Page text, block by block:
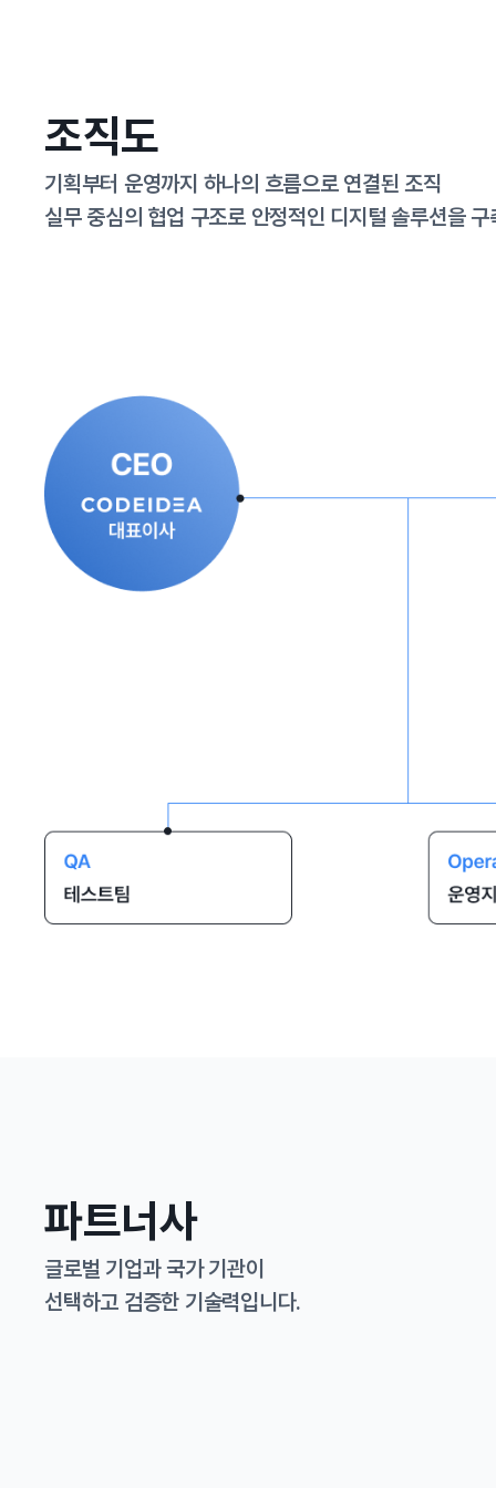
조직도
기획부터 운영까지 하나의 흐름으로 연결된 조직
실무 중심의 협업 구조로 안정적인 디지털 솔루션을 구
파트너사
글로벌 기업과 국가 기관이
선택하고 검증한 기술력입니다.